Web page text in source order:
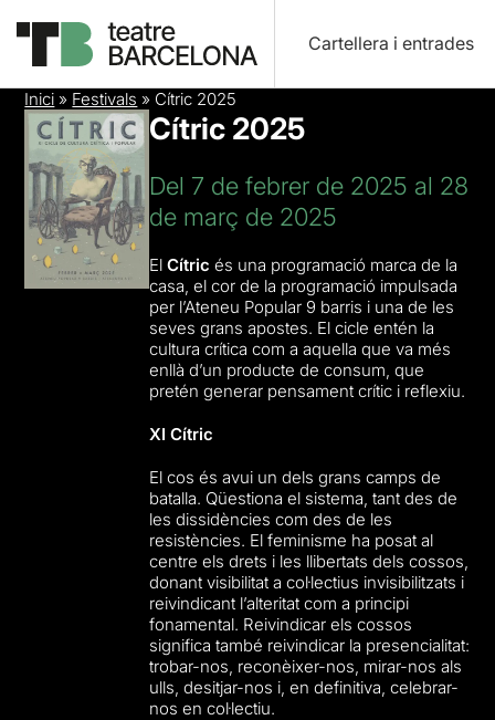
Cartellera i entrades
Inici » Festivals » Cítric 2025
Cítric 2025
Del 7 de febrer de 2025 al 28
de març de 2025
El Cítric és una programació marca de la
casa, el cor de la programació impulsada
per l’Ateneu Popular 9 barris i una de les
seves grans apostes. El cicle entén la
cultura crítica com a aquella que va més
enllà d’un producte de consum, que
pretén generar pensament crític i reflexiu.
XI Cítric
El cos és avui un dels grans camps de
batalla. Qüestiona el sistema, tant des de
les dissidències com des de les
resistències. El feminisme ha posat al
centre els drets i les llibertats dels cossos,
donant visibilitat a col·lectius invisibilitzats i
reivindicant l’alteritat com a principi
fonamental. Reivindicar els cossos
significa també reivindicar la presencialitat:
trobar-nos, reconèixer-nos, mirar-nos als
ulls, desitjar-nos i, en definitiva, celebrar-
nos en col·lectiu.